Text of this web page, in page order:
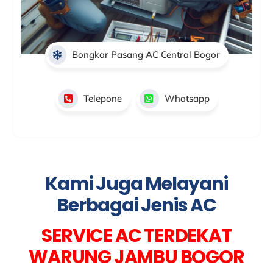
Bongkar Pasang AC Central Bogor
Telepone Whatsapp
Kami Juga Melayani
Berbagai Jenis AC
SERVICE AC TERDEKAT
WARUNG JAMBU BOGOR